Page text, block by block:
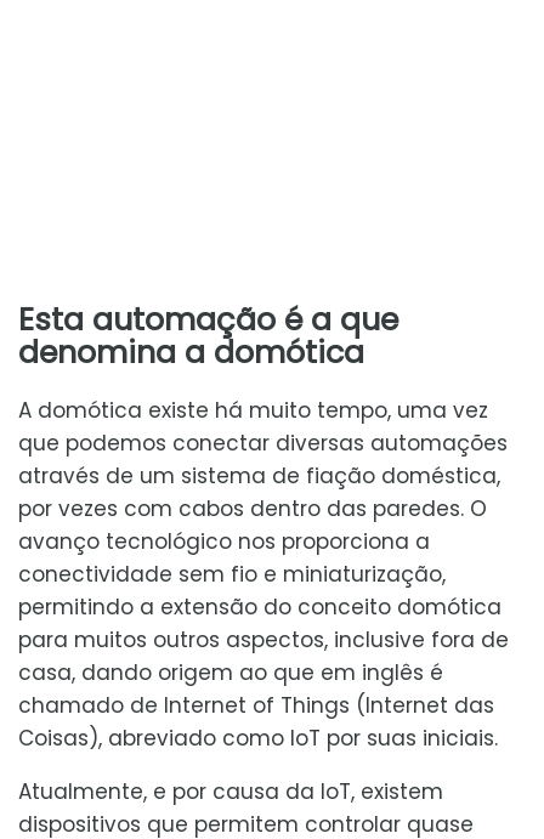
Esta automação é a que
denomina a domótica
A domótica existe há muito tempo, uma vez
que podemos conectar diversas automações
através de um sistema de fiação doméstica,
por vezes com cabos dentro das paredes. O
avanço tecnológico nos proporciona a
conectividade sem fio e miniaturização,
permitindo a extensão do conceito domótica
para muitos outros aspectos, inclusive fora de
casa, dando origem ao que em inglês é
chamado de Internet of Things (Internet das
Coisas), abreviado como IoT por suas iniciais.
Atualmente, e por causa da IoT, existem
dispositivos que permitem controlar quase